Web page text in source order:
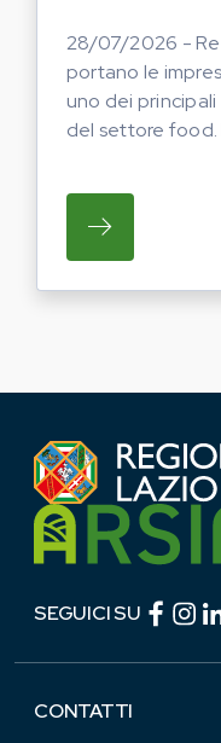
28/07/2026 -
portano le
uno dei
del settore food.
SU
SEGUICI SU
CONTATTI